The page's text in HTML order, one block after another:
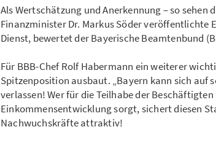
Als Wertschätzung und Anerkennung – so sehen
Finanzminister Dr. Markus Söder veröffentlichte
Dienst, bewertet der Bayerische Beamtenbund
Für BBB-Chef Rolf Habermann ein weiterer
Spitzenposition ausbaut. „Bayern kann sich auf
verlassen! Wer für die Teilhabe der
Einkommensentwicklung sorgt, sichert diesen
Nachwuchskräfte attraktiv!